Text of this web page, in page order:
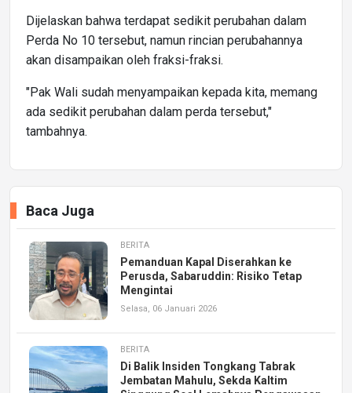
Dijelaskan bahwa terdapat sedikit perubahan dalam
Perda No 10 tersebut, namun rincian perubahannya
akan disampaikan oleh fraksi-fraksi.
"Pak Wali sudah menyampaikan kepada kita, memang
ada sedikit perubahan dalam perda tersebut,"
tambahnya.
Baca Juga
BERITA
Pemanduan Kapal Diserahkan ke
Perusda, Sabaruddin: Risiko Tetap
Mengintai
Selasa, 06 Januari 2026
BERITA
Di Balik Insiden Tongkang Tabrak
Jembatan Mahulu, Sekda Kaltim